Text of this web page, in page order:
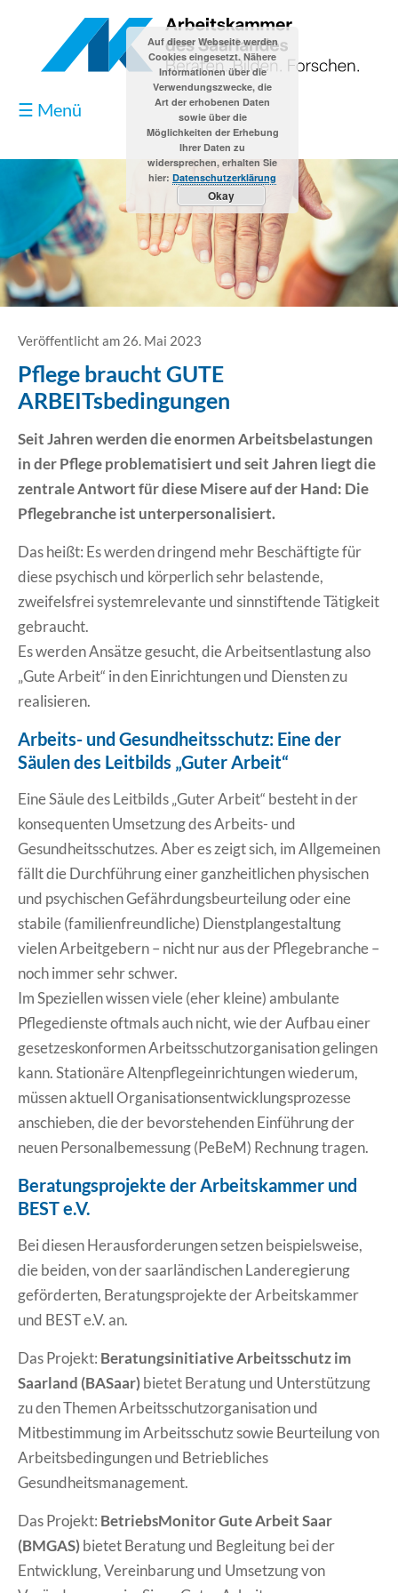
☰ Menü
Blog
Kontakt
Datenschutzerklärung
Veröffentlicht am 26. Mai 2023
Pflege braucht GUTE
ARBEITsbedingungen
Seit Jahren werden die enormen Arbeitsbelastungen
in der Pflege problematisiert und seit Jahren liegt die
zentrale Antwort für diese Misere auf der Hand: Die
Pflegebranche ist unterpersonalisiert.
Das heißt: Es werden dringend mehr Beschäftigte für
diese psychisch und körperlich sehr belastende,
zweifelsfrei systemrelevante und sinnstiftende Tätigkeit
gebraucht.
Es werden Ansätze gesucht, die Arbeitsentlastung also
„Gute Arbeit“ in den Einrichtungen und Diensten zu
realisieren.
Arbeits- und Gesundheitsschutz: Eine der
Säulen des Leitbilds „Guter Arbeit“
Eine Säule des Leitbilds „Guter Arbeit“ besteht in der
konsequenten Umsetzung des Arbeits- und
Gesundheitsschutzes. Aber es zeigt sich, im Allgemeinen
fällt die Durchführung einer ganzheitlichen physischen
und psychischen Gefährdungsbeurteilung oder eine
stabile (familienfreundliche) Dienstplangestaltung
vielen Arbeitgebern – nicht nur aus der Pflegebranche –
noch immer sehr schwer.
Im Speziellen wissen viele (eher kleine) ambulante
Pflegedienste oftmals auch nicht, wie der Aufbau einer
gesetzeskonformen Arbeitsschutzorganisation gelingen
kann. Stationäre Altenpflegeinrichtungen wiederum,
müssen aktuell Organisationsentwicklungsprozesse
anschieben, die der bevorstehenden Einführung der
neuen Personalbemessung (PeBeM) Rechnung tragen.
Beratungsprojekte der Arbeitskammer und
BEST e.V.
Bei diesen Herausforderungen setzen beispielsweise,
die beiden, von der saarländischen Landeregierung
geförderten, Beratungsprojekte der Arbeitskammer
und BEST e.V. an.
Das Projekt: Beratungsinitiative Arbeitsschutz im
Saarland (BASaar)bietet Beratung und Unterstützung
zu den Themen Arbeitsschutzorganisation und
Mitbestimmung im Arbeitsschutz sowie Beurteilung von
Arbeitsbedingungen und Betriebliches
Gesundheitsmanagement.
Das Projekt: BetriebsMonitor Gute Arbeit Saar
(BMGAS)bietet Beratung und Begleitung bei der
Entwicklung, Vereinbarung und Umsetzung von
Auf dieser Webseite werden
Cookies eingesetzt. Nähere
Informationen über die
Verwendungszwecke, die
Art der erhobenen Daten
sowie über die
Möglichkeiten der Erhebung
Ihrer Daten zu
widersprechen, erhalten Sie
hier: Datenschutzerklärung
Okay